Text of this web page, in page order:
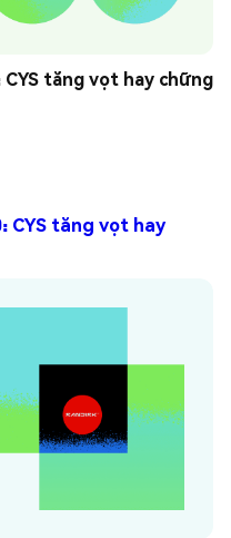
CYS tăng vọt hay chững
CYS tăng vọt hay